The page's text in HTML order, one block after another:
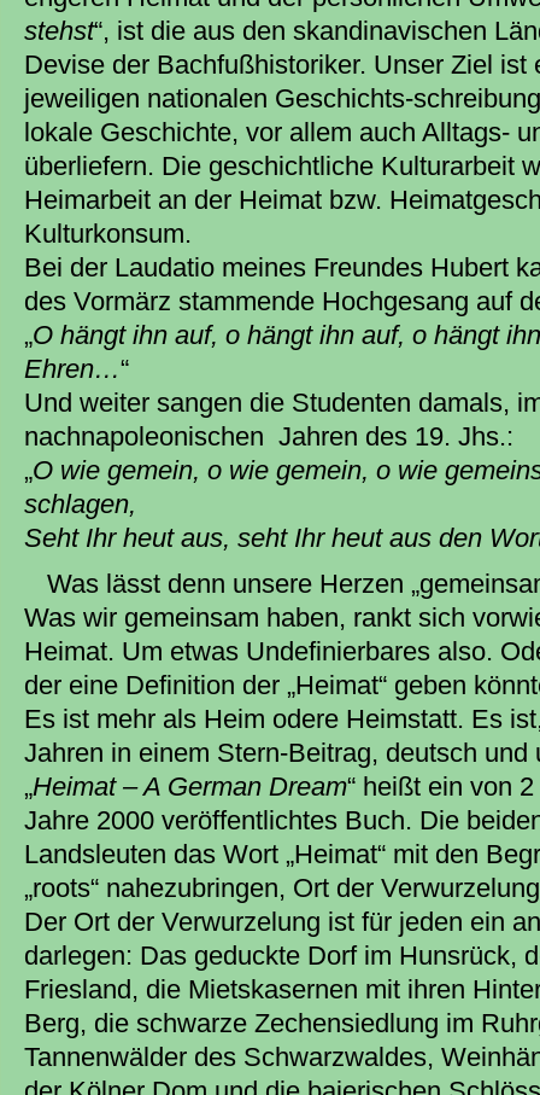
stehst“, ist die aus den skandinavischen
Devise der Bachfußhistoriker. Unser Ziel ist
jeweiligen nationalen Geschichts-
lokale Geschichte, vor allem auch Alltags-
überliefern. Die geschichtliche Kulturarbeit
Heimarbeit an der Heimat bzw.
Kulturkonsum.
Bei der Laudatio meines Freundes Hubert
des Vormärz stammende Hochgesang auf
„O hängt ihn auf, o hängt ihn auf, o hängt
Ehren…“
Und weiter sangen die Studenten damals,
nachnapoleonischen Jahren des 19. Jhs.:
„O wie gemein, o wie gemein, o wie
schlagen,
Seht Ihr heut aus, seht Ihr heut aus den
Was lässt denn unsere Herzen
Was wir gemeinsam haben, rankt sich
Heimat. Um etwas Undefinierbares also.
der eine Definition der „Heimat“ geben
Es ist mehr als Heim odere Heimstatt. Es
Jahren in einem Stern-Beitrag, deutsch und
„Heimat – A German Dream“ heißt ein von
Jahre 2000 veröffentlichtes Buch. Die
Landsleuten das Wort „Heimat“ mit den
„roots“ nahezubringen, Ort der
Der Ort der Verwurzelung ist für jeden ein
darlegen: Das geduckte Dorf im Hunsrück,
Friesland, die Mietskasernen mit ihren
Berg, die schwarze Zechensiedlung im
Tannenwälder des Schwarzwaldes,